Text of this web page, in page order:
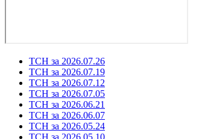
ТСН за 2026.07.26
ТСН за 2026.07.19
ТСН за 2026.07.12
ТСН за 2026.07.05
ТСН за 2026.06.21
ТСН за 2026.06.07
ТСН за 2026.05.24
ТСН за 2026.05.10